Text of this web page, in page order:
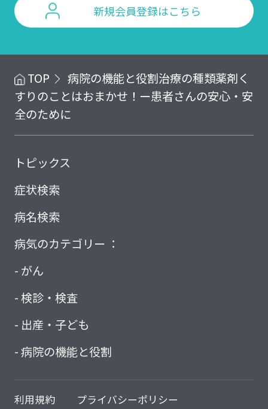
新規会員登録はこちら
TOP 病院の機能と役割治療の種類薬剤く
すりのことはおまかせ！ー患者さんの安心・安
全のために
トピックス
症状検索
病名検索
病気のカテゴリー ：
がん
検診・検査
出産・子ども
病院の機能と役割
利用規約 プライバシーポリシー